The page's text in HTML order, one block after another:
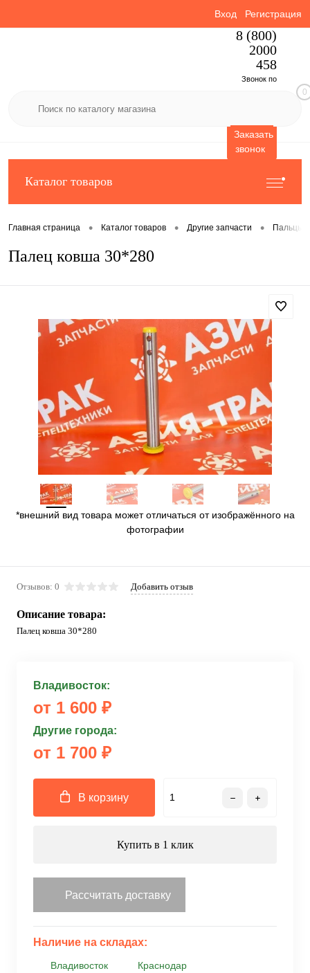
Вход Регистрация
8 (800)
2000
458
Звонок по
Заказать
звонок
0
Каталог товаров
Главная страница • Каталог товаров • Другие запчасти • Пальцы
Палец ковша 30*280
*внешний вид товара может отличаться от изображённого на
фотографии
Отзывов: 0 Добавить отзыв
Описание товара:
Палец ковша 30*280
Владивосток:
от 1 600 ₽
Другие города:
от 1 700 ₽
В корзину
Купить в 1 клик
Рассчитать доставку
Наличие на складах:
Владивосток Краснодар